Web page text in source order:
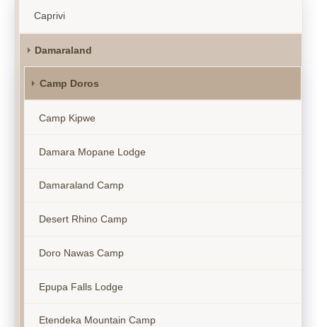
Caprivi
Damaraland
Camp Doros
Camp Kipwe
Damara Mopane Lodge
Damaraland Camp
Desert Rhino Camp
Doro Nawas Camp
Epupa Falls Lodge
Etendeka Mountain Camp